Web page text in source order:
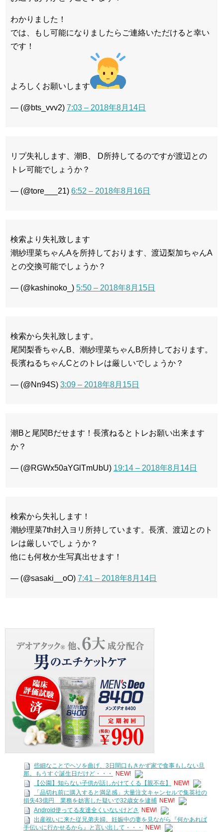
わかりました！
では、もし可能になりましたらご連絡いただけると幸い
です！
よろしくお願いします
— (@bts_vvv2) 7:03 – 2018年8月14日
リプ失礼します、潮B、 D所持してるのですが渡辺との
トレ可能でしょうか？
— (@tore___21) 6:52 – 2018年8月16日
検索より失礼致します
潮紗理菜ちゃんAを所持しております、渡辺梨加ちゃんA
との交換可能でしょうか？
— (@kashinoko_) 5:50 – 2018年8月15日
検索から失礼致します。
尾関梨香ちゃんB、潮紗理菜ちゃんB所持しております。
長濱ねるちゃんCとのトレは厳しいでしょうか？
— (@Nn94S) 3:09 – 2018年8月15日
潮Bと尾関Bだせます！長濱ねるとトレお願い出来ます
か？
— (@RGWx50aYGlTmUbU) 19:14 – 2018年8月14日
検索から失礼します！
潮紗理菜7th封入ヨリ所持しています。長濱、渡辺とのト
レは厳しいでしょうか？
他にも何枚か生写真出せます！
— (@sasaki__oO) 7:41 – 2018年8月14日
些細なことでヘソを曲げ、3日間口もきかず家で食事もしない旦
那。もうすぐ誕生日だけど・・・
NEW!
【公園】知らない子供が話しかけてくる【親不在】
NEW!
「品切れ前に購入すると満足感」大量注文キャンセルで集英社の
損失43億円 業務を妨害した疑いで32歳女を逮捕 NEW!
Android使ってる友達全くいないけどさ
NEW!
出産祝いに来た従兄弟夫婦。妊娠中の妻を見ながら『何かあれば
手伝いに行かせるから』と言い出して・・・
NEW!